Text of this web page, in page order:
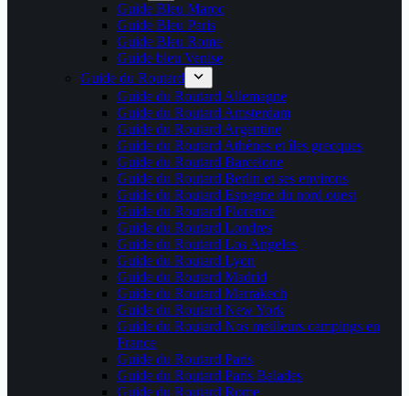
Guide Bleu Maroc
Guide Bleu Paris
Guide Bleu Rome
Guide bleu Venise
Guide du Routard
Guide du Routard Allemagne
Guide du Routard Amsterdam
Guide du Routard Argentine
Guide du Routard Athènes et îles grecques
Guide du Routard Barcelone
Guide du Routard Berlin et ses environs
Guide du Routard Espagne du nord ouest
Guide du Routard Florence
Guide du Routard Londres
Guide du Routard Los Angeles
Guide du Routard Lyon
Guide du Routard Madrid
Guide du Routard Marrakech
Guide du Routard New York
Guide du Routard Nos meilleurs campings en
France
Guide du Routard Paris
Guide du Routard Paris Balades
Guide du Routard Rome